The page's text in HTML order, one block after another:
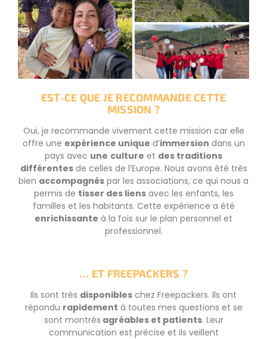
EST-CE QUE JE RECOMMANDE CETTE
MISSION ?
Oui, je recommande vivement cette mission car elle
offre une expérience unique d’immersion dans un
pays avec une culture et des traditions
différentesde celles de l’Europe. Nous avons été très
bien accompagnés par les associations, ce qui nous a
permis de tisser des liensavec les enfants, les
familles et les habitants. Cette expérience a été
enrichissante à la fois sur le plan personnel et
professionnel.
… ET FREEPACKERS ?
Ils sont très disponibles chez Freepackers. Ils ont
répondu rapidement à toutes mes questions et se
sont montrés agréables et patients. Leur
communication est précise et ils veillent